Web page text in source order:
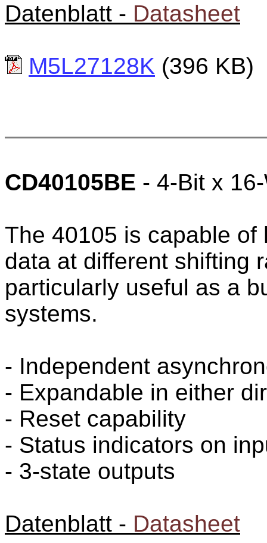
Datenblatt - Datasheet
M5L27128K (396 KB)
CD40105BE - 4-Bit x
The 40105 is capable
data at different shifting
particularly useful as a
systems.
- Independent
- Expandable in either
- Reset capability
- Status indicators on
- 3-state outputs
Datenblatt - Datasheet